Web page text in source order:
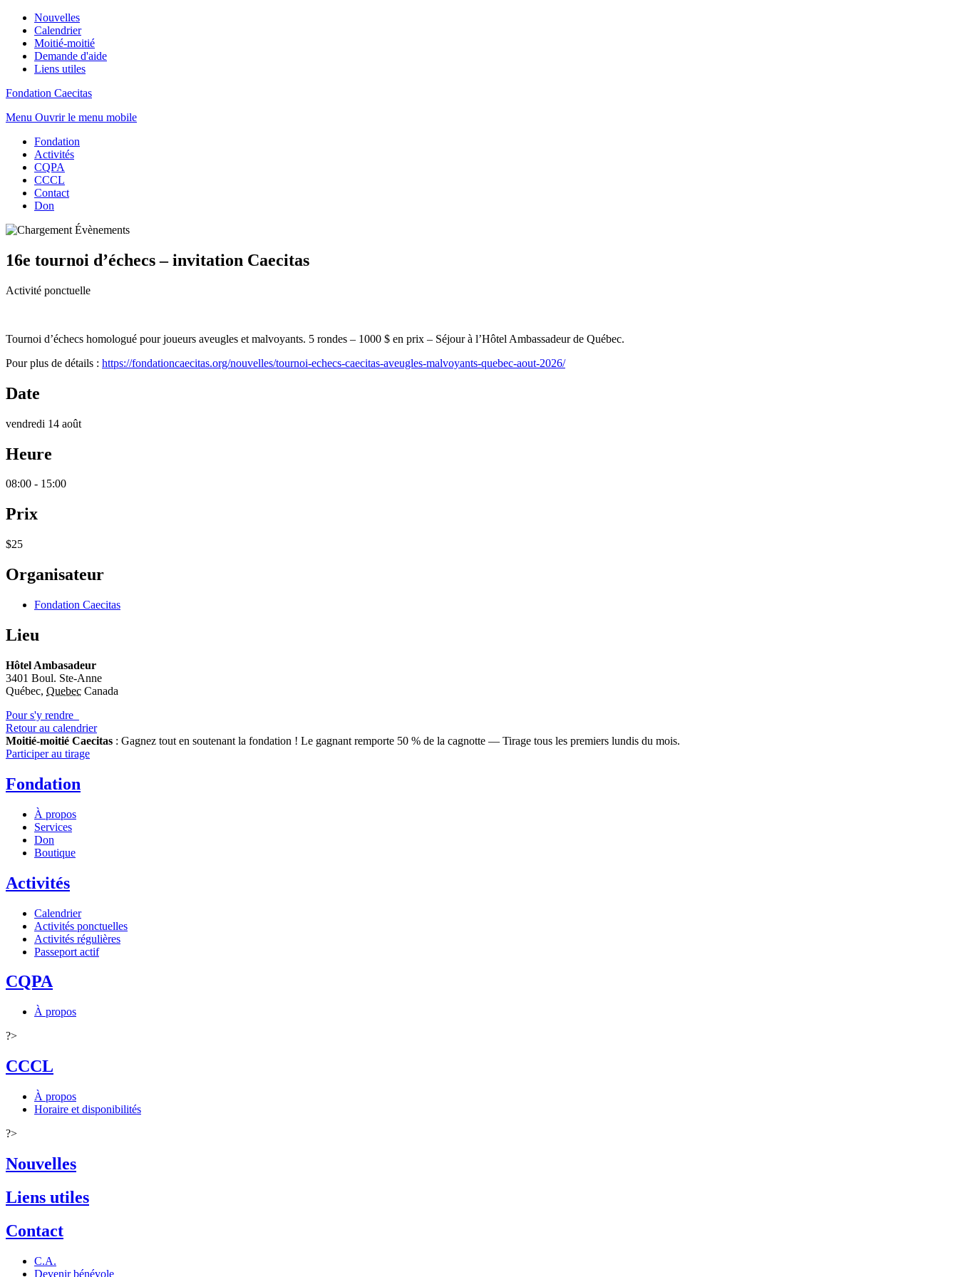
Nouvelles
Calendrier
Moitié-moitié
Demande d'aide
Liens utiles
Fondation Caecitas
Menu Ouvrir le menu mobile
Fondation
Activités
CQPA
CCCL
Contact
Don
16e tournoi d’échecs – invitation Caecitas
Activité ponctuelle
Tournoi d’échecs homologué pour joueurs aveugles et malvoyants. 5 rondes – 1000 $ en prix – Séjour à l’Hôtel Ambassadeur de Québec.
Pour plus de détails : https://fondationcaecitas.org/nouvelles/tournoi-echecs-caecitas-aveugles-malvoyants-quebec-aout-2026/
Date
vendredi 14 août
Heure
08:00 - 15:00
Prix
$25
Organisateur
Fondation Caecitas
Lieu
Hôtel Ambasadeur
3401 Boul. Ste-Anne
Québec, Quebec Canada
Pour s'y rendre
Retour au calendrier
Moitié-moitié Caecitas : Gagnez tout en soutenant la fondation ! Le gagnant remporte 50 % de la cagnotte — Tirage tous les premiers lundis du mois.
Participer au tirage
Fondation
À propos
Services
Don
Boutique
Activités
Calendrier
Activités ponctuelles
Activités régulières
Passeport actif
CQPA
À propos
?>
CCCL
À propos
Horaire et disponibilités
?>
Nouvelles
Liens utiles
Contact
C.A.
Devenir bénévole